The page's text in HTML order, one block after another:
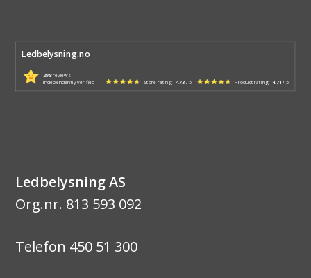
Ledbelysning.no
298reviews
independently verified Store rating 4.73 / 5 Product rating 4.71 / 5
Ledbelysning AS
Org.nr. 813 593 092
Telefon 450 51 300